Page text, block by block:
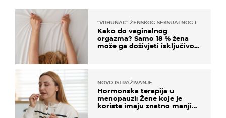
"VRHUNAC" ŽENSKOG SEKSUALNOG ISKUSTVA
Kako do vaginalnog
orgazma? Samo 18 % žena
može ga doživjeti isključivo
NOVO ISTRAŽIVANJE
Hormonska terapija u
menopauzi: Žene koje je
koriste imaju znatno manji